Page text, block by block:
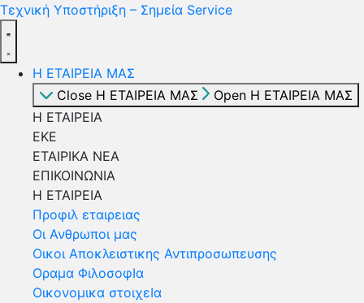
Τεχνική Υποστήριξη – Σημεία Service
Η ΕΤΑΙΡΕΙΑ ΜΑΣ
Close Η ΕΤΑΙΡΕΙΑ ΜΑΣ
Open Η ΕΤΑΙΡΕΙΑ ΜΑΣ
Η ΕΤΑΙΡΕΙΑ
ΕΚΕ
ΕΤΑΙΡΙΚΑ ΝΕΑ
ΕΠΙΚΟΙΝΩΝΙΑ
Η ΕΤΑΙΡΕΙΑ
Προφιλ εταιρειας
Οι Ανθρωποι μας
Οικοι Αποκλειστικης Αντιπροσωπευσης
Οραμα ΦιλοσοφΙα
Οικονομικα στοιχεΙα